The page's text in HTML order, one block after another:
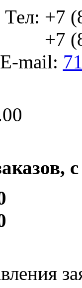
Тел: +7
+7
E-mail: